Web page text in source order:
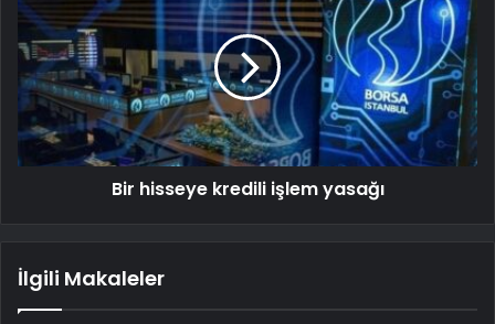
Bir hisseye kredili işlem yasağı
İlgili Makaleler